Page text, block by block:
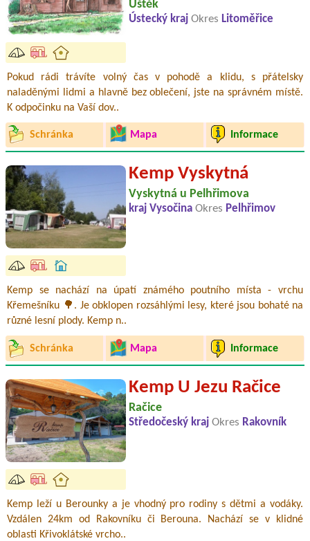
Úštěk
Ústecký kraj Okres Litoměřice
Pokud rádi trávíte volný čas v pohodě a klidu, s přátelsky
naladěnými lidmi a hlavně bez oblečení, jste na správném místě.
K odpočinku na Vaší dov..
Schránka Mapa Informace
Kemp Vyskytná
Vyskytná u Pelhřimova
kraj Vysočina Okres Pelhřimov
Kemp se nachází na úpatí známého poutního místa - vrchu
Křemešníku 🌳. Je obklopen rozsáhlými lesy, které jsou bohaté na
různé lesní plody. Kemp n..
Schránka Mapa Informace
Kemp U Jezu Račice
Račice
Středočeský kraj Okres Rakovník
Kemp leží u Berounky a je vhodný pro rodiny s dětmi a vodáky.
Vzdálen 24km od Rakovníku či Berouna. Nachází se v klidné
oblasti Křivoklátské vrcho..